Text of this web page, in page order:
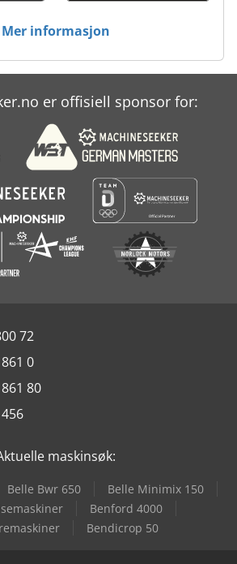
Mer informasjon
er offisiell sponsor for:
72
0
80
maskinsøk:
Belle Bwr 650
Belle Minimix 150
Benford 4000
Bendicrop 50